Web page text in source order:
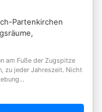
Partenkirchen
am Fuße der Zugspitze
zu jeder Jahreszeit. Nicht